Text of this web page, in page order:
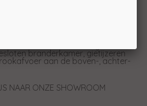
en compacte vormen en een
voor kleine ruimtes. Uitgerust met
branderkamer, gietijzeren
aan de boven-, achter-
NAAR ONZE SHOWROOM